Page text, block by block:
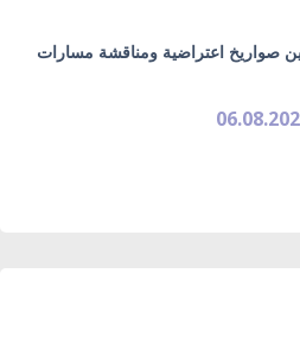
صواريخ اعتراضية ومناقشة مسارات